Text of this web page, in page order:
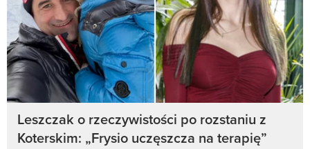
Leszczak o rzeczywistości po rozstaniu z
Koterskim: „Frysio uczęszcza na terapię”